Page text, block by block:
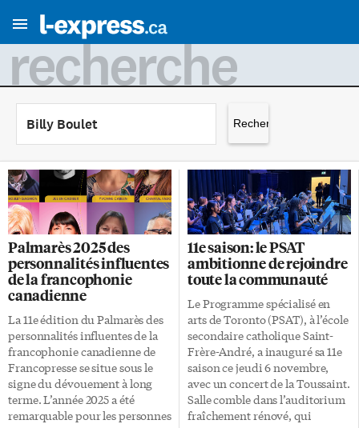
recherche
Palmarès 2025 des
personnalités influentes
de la francophonie
canadienne
La 11e édition du Palmarès des
personnalités influentes de la
francophonie canadienne de
Francopresse se situe sous le
signe du dévouement à long
terme. L’année 2025 a été
remarquable pour les personnes
11e saison: le PSAT
ambitionne de rejoindre
toute la communauté
Le Programme spécialisé en
arts de Toronto (PSAT), à l’école
secondaire catholique Saint-
Frère-André, a inauguré sa 11e
saison ce jeudi 6 novembre,
avec un concert de la Toussaint.
Salle comble dans l’auditorium
fraîchement rénové, qui